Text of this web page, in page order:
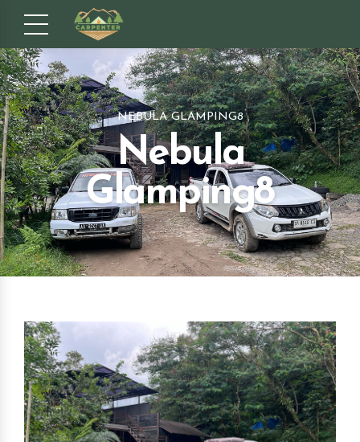
NEBULA GLAMPING8
Nebula
Glamping8